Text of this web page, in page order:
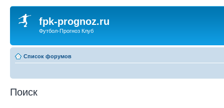
fpk-prognoz.ru
Футбол-Прогноз Клуб
Список форумов
Поиск